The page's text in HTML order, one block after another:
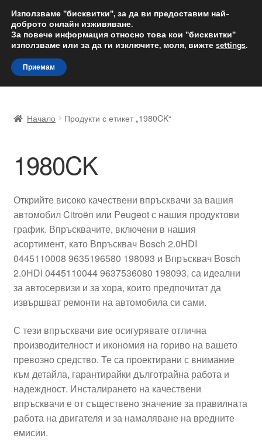
ДОСТАВКА от 12 лв.
Доставка по целия свят
Skip
to
navigation
Skip
to
content
Доставка по целия свят
Жалби
Количка
Контакт
Политика за поверителност
Правила и условия
Процедура за рекламации
Разгледайте
Начало Продукти с етикет „1980CK“
1980CK
Открийте високо качествени впръсквачи за вашия
автомобил Citroën или Peugeot с нашия продуктови
график. Впръсквачите, включени в нашия
асортимент, като Впръсквач Bosch 2.0HDI
0445110008 9635196580 198093 и Впръсквач Bosch
2.0HDI 0445110044 9637536080 198093, са идеални
за автосервизи и за хора, които предпочитат да
извършват ремонти на автомобила си сами.
С тези впръсквачи вие осигурявате отлична
производителност и икономия на гориво на вашето
превозно средство. Те са проектирани с внимание
към детайла, гарантирайки дълготрайна работа и
надеждност. Инсталирането на качествени
впръсквачи е от съществено значение за правилната
работа на двигателя и за намаляване на вредните
емисии.
Използваме "бисквитки", за да ви предоставим най-
доброто онлайн изживяване.
За повече информация относно това кои "бисквитки"
използваме или за да ги изключите, моля, вижте settings.
Приемам